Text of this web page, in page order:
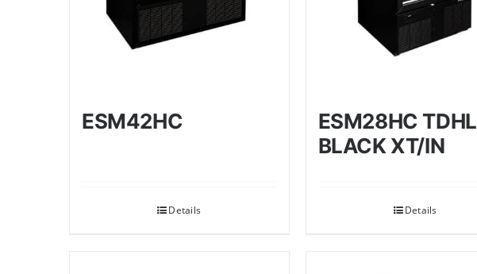
ESM42HC
Details
ESM28HC TDHL
BLACK XT/IN
Details